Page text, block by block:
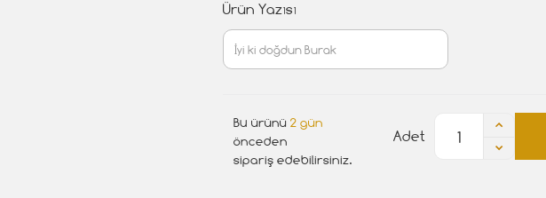
Ürün Yazısı
Bu ürünü 2 gün
önceden
sipariş edebilirsiniz.
Adet